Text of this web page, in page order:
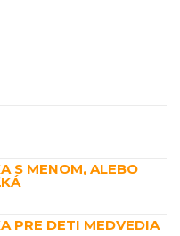
S MENOM, ALEBO
PRE DETI MEDVEDIA